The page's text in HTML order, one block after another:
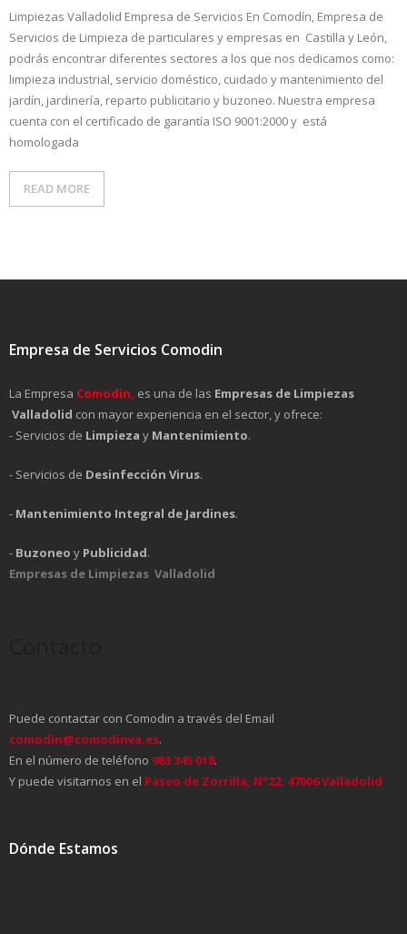
Limpiezas Valladolid Empresa de Servicios En Comodín, Empresa de
Servicios de Limpieza de particulares y empresas en Castilla y León,
podrás encontrar diferentes sectores a los que nos dedicamos como:
limpieza industrial, servicio doméstico, cuidado y mantenimiento del
jardín, jardinería, reparto publicitario y buzoneo. Nuestra empresa
cuenta con el certificado de garantía ISO 9001:2000 y está
homologada
READ MORE
Empresa de Servicios Comodin
La Empresa Comodin, es una de las Empresas de Limpiezas
Valladolid con mayor experiencia en el sector, y ofrece:
- Servicios de Limpieza y Mantenimiento.
- Servicios de Desinfección Virus.
- Mantenimiento Integral de Jardines.
- Buzoneo y Publicidad.
Empresas de Limpiezas Valladolid
Puede contactar con Comodin a través del Email
comodin@comodinva.es.
En el número de teléfono 983 345 018.
Y puede visitarnos en el Paseo de Zorrilla, Nº22. 47006 Valladolid
Dónde Estamos